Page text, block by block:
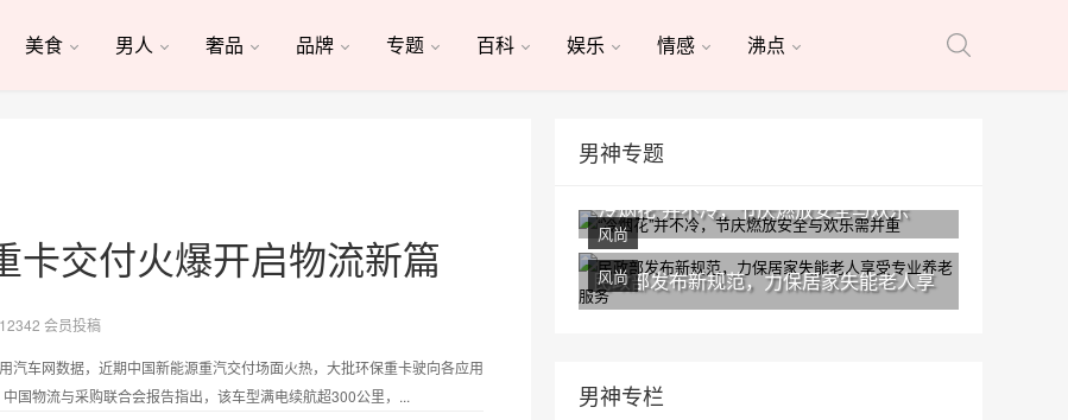
美食 男人 奢品 品牌 专题 百科 娱乐 情感 沸点
卡交付火爆开启物流新篇
会员投稿
汽车网数据，近期中国新能源重汽交付场面火热，大批环保重卡驶向各应用
国物流与采购联合会报告指出，该车型满电续航超300公里，...
男神专题
“冷烟花”并不冷，节庆燃放安全与欢乐
风尚
民政部发布新规范，力保居家失能老人享
风尚
男神专栏